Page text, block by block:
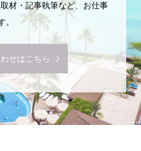
材・記事執筆など、お仕事
せはこちら